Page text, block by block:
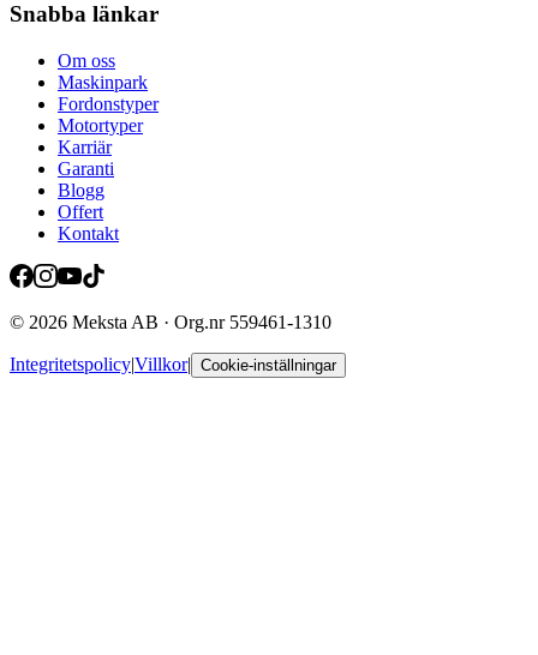
Snabba länkar
Om oss
Maskinpark
Fordonstyper
Motortyper
Karriär
Garanti
Blogg
Offert
Kontakt
© 2026 Meksta AB · Org.nr 559461-1310
Integritetspolicy|Villkor| Cookie-inställningar